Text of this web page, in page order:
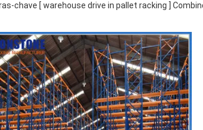
chave [ warehouse drive in pallet racking ]